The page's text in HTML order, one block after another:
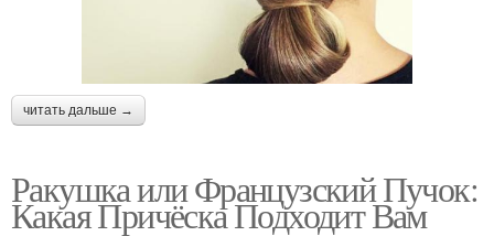
читать дальше →
Ракушка или Французский Пучок:
Какая Причёска Подходит Вам